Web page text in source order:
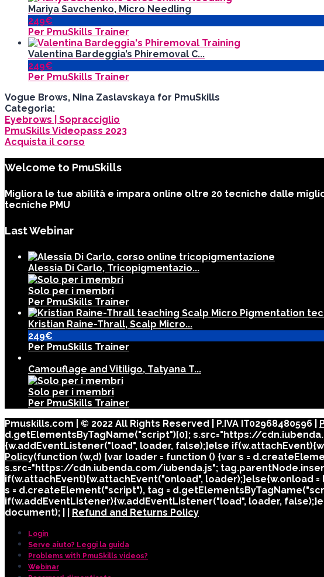
Mariya Savchenko, Micro Needling
249€
Per PmuSkills Trainer
Valentina Bardeggia’s Phiremoval C...
249€
Per PmuSkills Trainer
Vogue Brows, Nina Zaslavskaya for PmuSkills
Categoria:
Eyebrows | Sopracciglio
PmuSkills Videopass 2023
Acquista il corso
Welcome to PmuSkills
Migliora le tue abilità e impara online oltre 20 tecniche dalle
tecniche PMU
Last Webinar
Alessia Di Carlo, Tricopigmentazio...
Solo per i membri
Per PmuSkills Trainer
Kristian Raine-Thrall, Scalp Micro...
249€
Per PmuSkills Trainer
Camouflage and Vitiligo, Tatyana T...
Solo per i membri
Per PmuSkills Trainer
Pmuskills.com | © 2022 All Rights Reserved | P.IVA IT02968480596 |
d.getElementsByTagName("script")[0]; s.src="https://
{w.addEventListener("load", loader, false);}else
Policy(function (w,d) {var loader = function () {var s =
s.src="https://cdn.iubenda.com/iubenda.js";
if(w.attachEvent){w.attachEvent("onload", loader);}else{w.onload =
s = d.createElement("script"), tag =
if(w.addEventListener){w.addEventListener("load", loader,
document); | | Refund and Returns Policy
Login
Serve aiuto? Leggi la guida
Problems with PmuSkills videos?
Webinar